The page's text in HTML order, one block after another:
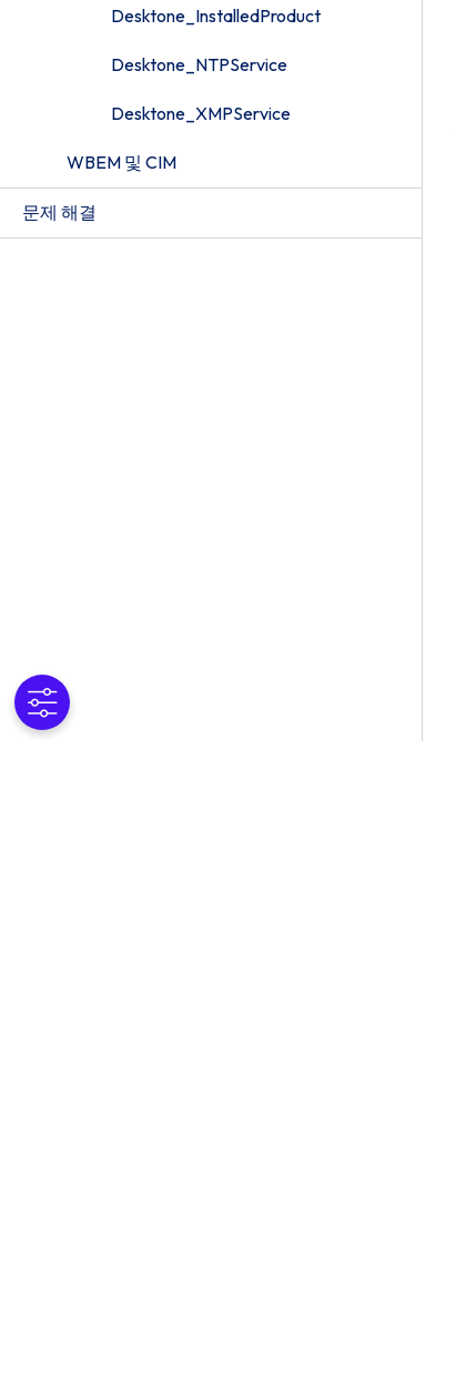
Desktone_InstalledProduct
Desktone_NTPService
Desktone_XMPService
WBEM 및 CIM
문제 해결